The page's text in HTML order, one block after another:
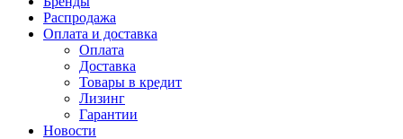
Распродажа
Оплата и доставка
Оплата
Доставка
Товары в кредит
Лизинг
Гарантии
Новости